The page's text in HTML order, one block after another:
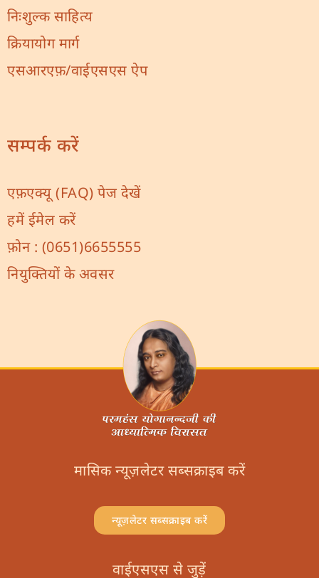
निःशुल्क साहित्य
क्रियायोग मार्ग
एसआरएफ़/वाईएसएस ऐप
सम्पर्क करें
एफ़एक्यू (FAQ) पेज देखें
हमें ईमेल करें
फ़ोन : (0651)6655555
नियुक्तियों के अवसर
मासिक न्यूज़लेटर सब्सक्राइब करें
न्यूज़लेटर सब्सक्राइब करें
वाईएसएस से जुड़ें